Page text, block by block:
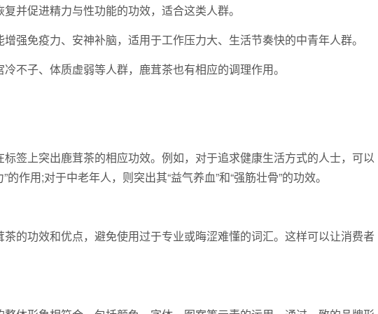
促进精力与性功能的功效，适合这类人群。
免疫力、安神补脑，适用于工作压力大、生活节奏快的中青年人群。
子、体质虚弱等人群，鹿茸茶也有相应的调理作用。
上突出鹿茸茶的相应功效。例如，对于追求健康生活方式的人士，可以
的作用;对于中老年人，则突出其“益气养血”和“强筋壮骨”的功效。
功效和优点，避免使用过于专业或晦涩难懂的词汇。这样可以让消费者